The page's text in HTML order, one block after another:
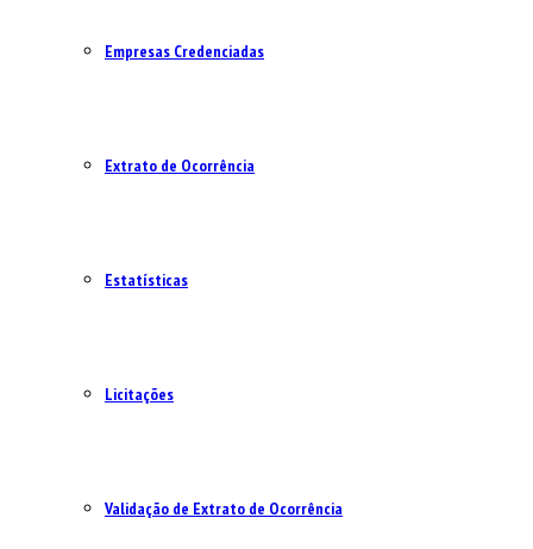
Empresas Credenciadas
Extrato de Ocorrência
Estatísticas
Licitações
Validação de Extrato de Ocorrência